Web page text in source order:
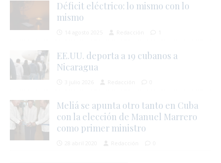
Déficit eléctrico: lo mismo con lo
mismo
EE.UU. deporta a 19 cubanos a
Nicaragua
Meliá se apunta otro tanto en Cuba
con la elección de Manuel Marrero
como primer ministro